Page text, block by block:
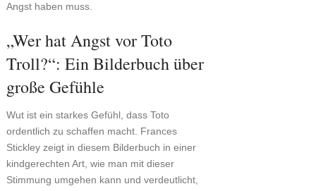
Angst haben muss.
„Wer hat Angst vor Toto
Troll?“: Ein Bilderbuch über
große Gefühle
Wut ist ein starkes Gefühl, dass Toto
ordentlich zu schaffen macht. Frances
Stickley zeigt in diesem Bilderbuch in einer
kindgerechten Art, wie man mit dieser
Stimmung umgehen kann und verdeutlicht,